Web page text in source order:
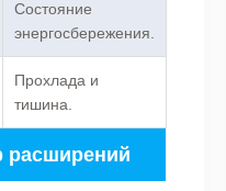
Состояние
энергосбережения.
Прохлада и
тишина.
расширений